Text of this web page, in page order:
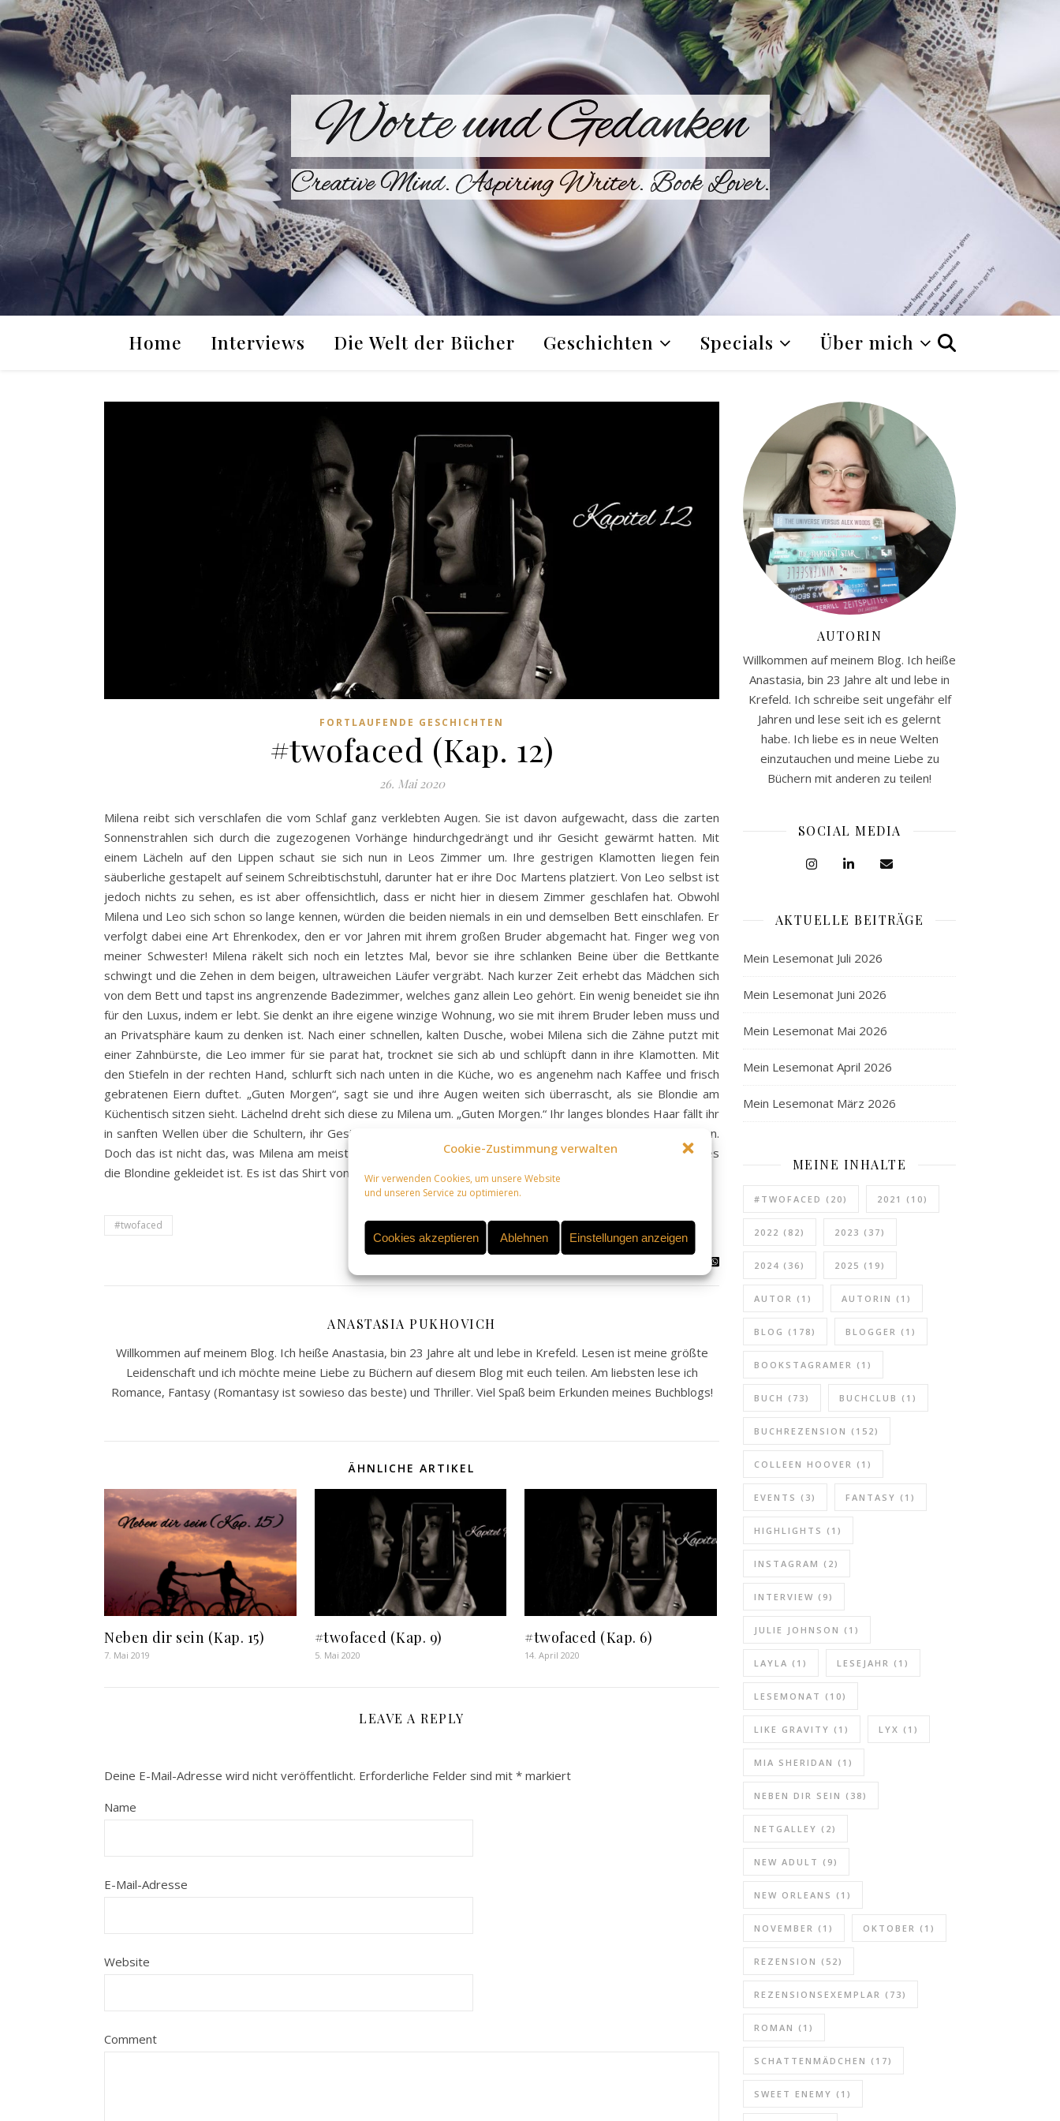
Cookie-Zustimmung verwalten
Wir verwenden Cookies, um unsere Website
und unseren Service zu optimieren.
Cookies akzeptieren Ablehnen Einstellungen anzeigen
Worte und Gedanken
Creative Mind. Aspiring Writer. Book Lover.
Home Interviews Die Welt der Bücher Geschichten Specials Über mich
FORTLAUFENDE GESCHICHTEN
#twofaced (Kap. 12)
26. Mai 2020
Milena reibt sich verschlafen die vom Schlaf ganz verklebten Augen. Sie ist davon aufgewacht, dass die zarten
Sonnenstrahlen sich durch die zugezogenen Vorhänge hindurchgedrängt und ihr Gesicht gewärmt hatten. Mit
einem Lächeln auf den Lippen schaut sie sich nun in Leos Zimmer um. Ihre gestrigen Klamotten liegen fein
säuberliche gestapelt auf seinem Schreibtischstuhl, darunter hat er ihre Doc Martens platziert. Von Leo selbst ist
jedoch nichts zu sehen, es ist aber offensichtlich, dass er nicht hier in diesem Zimmer geschlafen hat. Obwohl
Milena und Leo sich schon so lange kennen, würden die beiden niemals in ein und demselben Bett einschlafen. Er
verfolgt dabei eine Art Ehrenkodex, den er vor Jahren mit ihrem großen Bruder abgemacht hat. Finger weg von
meiner Schwester! Milena räkelt sich noch ein letztes Mal, bevor sie ihre schlanken Beine über die Bettkante
schwingt und die Zehen in dem beigen, ultraweichen Läufer vergräbt. Nach kurzer Zeit erhebt das Mädchen sich
von dem Bett und tapst ins angrenzende Badezimmer, welches ganz allein Leo gehört. Ein wenig beneidet sie ihn
für den Luxus, indem er lebt. Sie denkt an ihre eigene winzige Wohnung, wo sie mit ihrem Bruder leben muss und
an Privatsphäre kaum zu denken ist. Nach einer schnellen, kalten Dusche, wobei Milena sich die Zähne putzt mit
einer Zahnbürste, die Leo immer für sie parat hat, trocknet sie sich ab und schlüpft dann in ihre Klamotten. Mit
den Stiefeln in der rechten Hand, schlurft sich nach unten in die Küche, wo es angenehm nach Kaffee und frisch
gebratenen Eiern duftet. „Guten Morgen“, sagt sie und ihre Augen weiten sich überrascht, als sie Blondie am
Küchentisch sitzen sieht. Lächelnd dreht sich diese zu Milena um. „Guten Morgen.“ Ihr langes blondes Haar fällt ihr
in sanften Wellen über die Schultern, ihr Gesicht glänzt und ihre Augen strahlen das Mädchen ihr gegenüber an.
Doch das ist nicht das, was Milena am meisten überrascht. Nein, es ist das große, dunkelgraue Shirt, in welches
die Blondine gekleidet ist. Es ist das Shirt von Leo. Der genau in dem Moment die Küche betritt.
#twofaced
ANASTASIA PUKHOVICH
Willkommen auf meinem Blog. Ich heiße Anastasia, bin 23 Jahre alt und lebe in Krefeld. Lesen ist meine größte
Leidenschaft und ich möchte meine Liebe zu Büchern auf diesem Blog mit euch teilen. Am liebsten lese ich
Romance, Fantasy (Romantasy ist sowieso das beste) und Thriller. Viel Spaß beim Erkunden meines Buchblogs!
ÄHNLICHE ARTIKEL
Neben dir sein (Kap. 15)
7. Mai 2019
#twofaced (Kap. 9)
5. Mai 2020
#twofaced (Kap. 6)
14. April 2020
LEAVE A REPLY
Deine E-Mail-Adresse wird nicht veröffentlicht. Erforderliche Felder sind mit * markiert
Name
E-Mail-Adresse
Website
Comment
AUTORIN
Willkommen auf meinem Blog. Ich heiße
Anastasia, bin 23 Jahre alt und lebe in
Krefeld. Ich schreibe seit ungefähr elf
Jahren und lese seit ich es gelernt
habe. Ich liebe es in neue Welten
einzutauchen und meine Liebe zu
Büchern mit anderen zu teilen!
SOCIAL MEDIA
AKTUELLE BEITRÄGE
Mein Lesemonat Juli 2026
Mein Lesemonat Juni 2026
Mein Lesemonat Mai 2026
Mein Lesemonat April 2026
Mein Lesemonat März 2026
MEINE INHALTE
#TWOFACED (20) 2021 (10)
2022 (82) 2023 (37)
2024 (36) 2025 (19)
AUTOR (1) AUTORIN (1)
BLOG (178) BLOGGER (1)
BOOKSTAGRAMER (1)
BUCH (73) BUCHCLUB (1)
BUCHREZENSION (152)
COLLEEN HOOVER (1)
EVENTS (3) FANTASY (1)
HIGHLIGHTS (1)
INSTAGRAM (2)
INTERVIEW (9)
JULIE JOHNSON (1)
LAYLA (1) LESEJAHR (1)
LESEMONAT (10)
LIKE GRAVITY (1) LYX (1)
MIA SHERIDAN (1)
NEBEN DIR SEIN (38)
NETGALLEY (2)
NEW ADULT (9)
NEW ORLEANS (1)
NOVEMBER (1) OKTOBER (1)
REZENSION (52)
REZENSIONSEXEMPLAR (73)
ROMAN (1)
SCHATTENMÄDCHEN (17)
SWEET ENEMY (1)